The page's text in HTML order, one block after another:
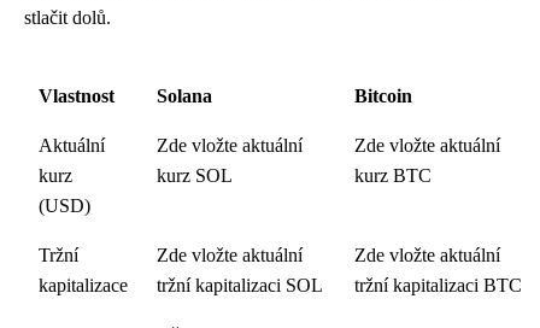
stlačit dolů.
Vlastnost Solana Bitcoin
Aktuální
kurz
(USD)
Zde vložte aktuální
kurz SOL
Zde vložte aktuální
kurz BTC
Tržní
kapitalizace
Zde vložte aktuální
tržní kapitalizaci SOL
Zde vložte aktuální
tržní kapitalizaci BTC